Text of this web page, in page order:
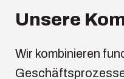
Unsere
Wir kombinieren